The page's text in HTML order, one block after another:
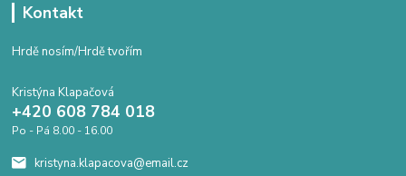
Kontakt
Hrdě nosím/Hrdě tvořím
Kristýna Klapačová
+420 608 784 018
Po - Pá 8.00 - 16.00
kristyna.klapacova@email.cz